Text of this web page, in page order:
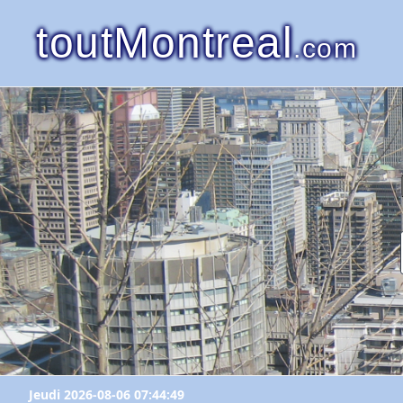
toutMontreal.com
Jeudi 2026-08-06 07:44:49